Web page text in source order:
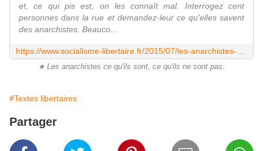
et, ce qui pis est, on les connaît mal. Interrogez cent
personnes dans la rue et demandez-leur ce qu'elles savent
des anarchistes. Beauco...
★ Les anarchistes ce qu'ils sont, ce qu'ils ne sont pas.
#Textes libertaires
Partager